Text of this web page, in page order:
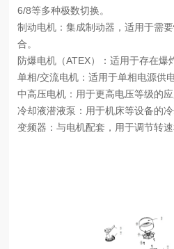
6/8等多种极数切换。
制动电机：集成制动器，适用于需
合。
防爆电机（ATEX）：适用于存在爆
单相/交流电机：适用于单相电源供
中高压电机：用于更高电压等级的应
冷却液潜液泵：用于机床等设备的冷
变频器：与电机配套，用于调节转速